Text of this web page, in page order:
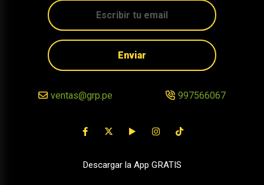
Enviar
ventas@grp.pe 997566067
Descargar la App GRATIS